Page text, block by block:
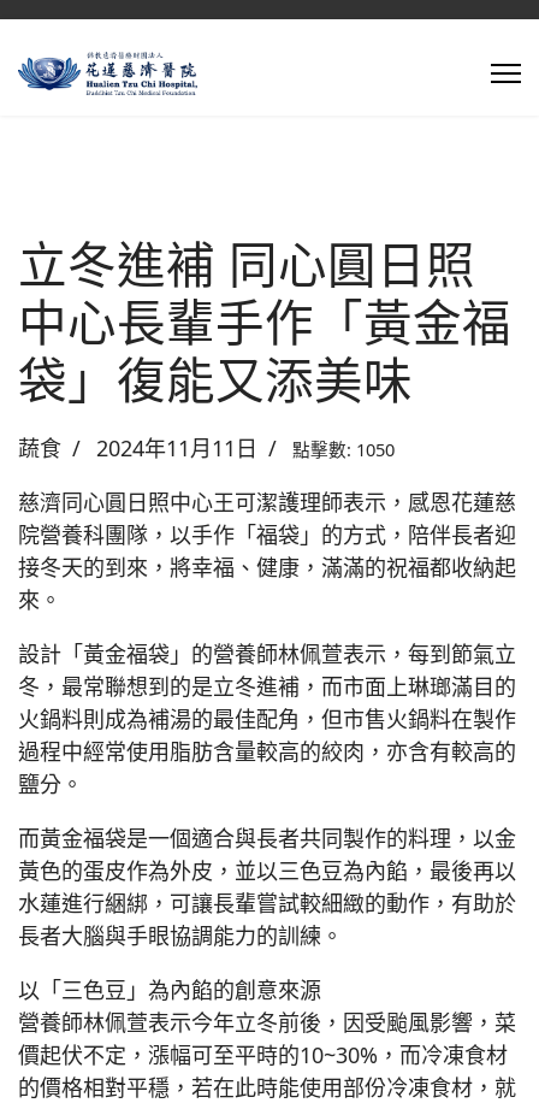
立冬進補 同心圓日照
中心長輩手作「黃金福
袋」復能又添美味
蔬食 2024年11月11日 點擊數: 1050
慈濟同心圓日照中心王可潔護理師表示，感恩花蓮慈
院營養科團隊，以手作「福袋」的方式，陪伴長者迎
接冬天的到來，將幸福、健康，滿滿的祝福都收納起
來。
設計「黃金福袋」的營養師林佩萱表示，每到節氣立
冬，最常聯想到的是立冬進補，而市面上琳瑯滿目的
火鍋料則成為補湯的最佳配角，但市售火鍋料在製作
過程中經常使用脂肪含量較高的絞肉，亦含有較高的
鹽分。
而黃金福袋是一個適合與長者共同製作的料理，以金
黃色的蛋皮作為外皮，並以三色豆為內餡，最後再以
水蓮進行綑綁，可讓長輩嘗試較細緻的動作，有助於
長者大腦與手眼協調能力的訓練。
以「三色豆」為內餡的創意來源
營養師林佩萱表示今年立冬前後，因受颱風影響，菜
價起伏不定，漲幅可至平時的10~30%，而冷凍食材
的價格相對平穩，若在此時能使用部份冷凍食材，就